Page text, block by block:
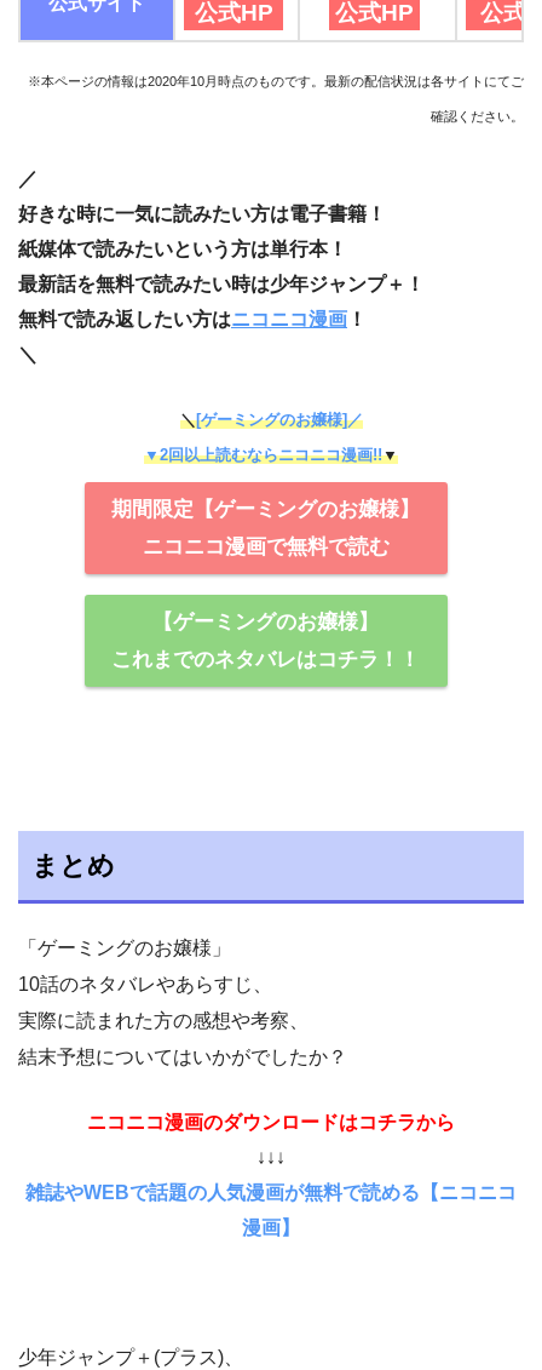
公式HP
公式HP
公式
※本ページの情報は2020年10月時点のものです。最新の配信状況は各サイトにてご
確認ください。
／
好きな時に一気に読みたい方は電子書籍！
紙媒体で読みたいという方は単行本！
最新話を無料で読みたい時は少年ジャンプ＋！
無料で読み返したい方はニコニコ漫画 ！
＼
＼[ゲーミングのお嬢様]／
▼2回以上読むならニコニコ漫画!!▼
期間限定【ゲーミングのお嬢様】
ニコニコ漫画で無料で読む
【ゲーミングのお嬢様】
これまでのネタバレはコチラ！！
まとめ
「ゲーミングのお嬢様」
10話のネタバレやあらすじ、
実際に読まれた方の感想や考察、
結末予想についてはいかがでしたか？
ニコニコ漫画のダウンロードはコチラから
↓↓↓
雑誌やWEBで話題の人気漫画が無料で読める【ニコニコ
漫画】
少年ジャンプ＋(プラス)、